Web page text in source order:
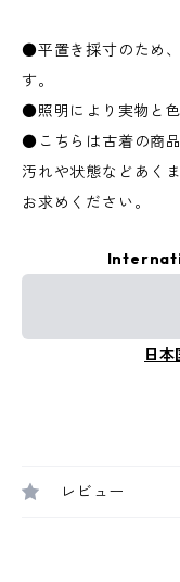
●平置き採寸のため
す。
●照明により実物と
●こちらは古着の商品
汚れや状態などあく
お求めください。
日本
レビュー